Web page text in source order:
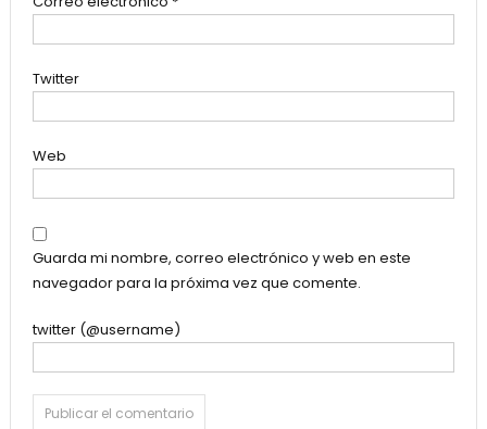
Twitter
Web
Guarda mi nombre, correo electrónico y web en este
navegador para la próxima vez que comente.
twitter (@username)